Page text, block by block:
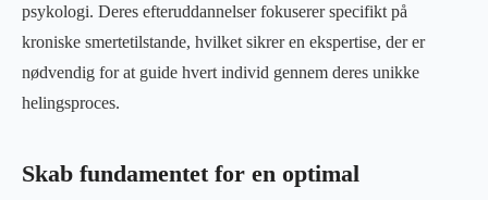
psykologi. Deres efteruddannelser fokuserer specifikt på
kroniske smertetilstande, hvilket sikrer en ekspertise, der er
nødvendig for at guide hvert individ gennem deres unikke
helingsproces.
Skab fundamentet for en optimal